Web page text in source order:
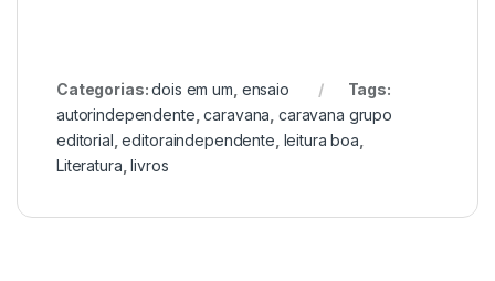
Categorias:dois em um ensaio
Tags:
autorindependente ,caravana caravana grupo
editorial ,editoraindependente leitura boa
Literatura ,livros